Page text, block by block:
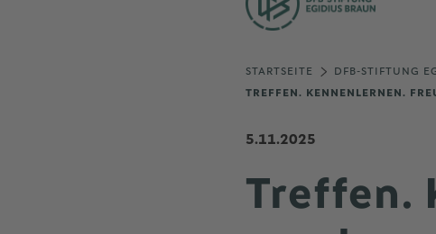
STARTSEITE
DFB-STIFTUNG
TREFFEN. KENNENLERNEN.
5.11.2025
Treffen.